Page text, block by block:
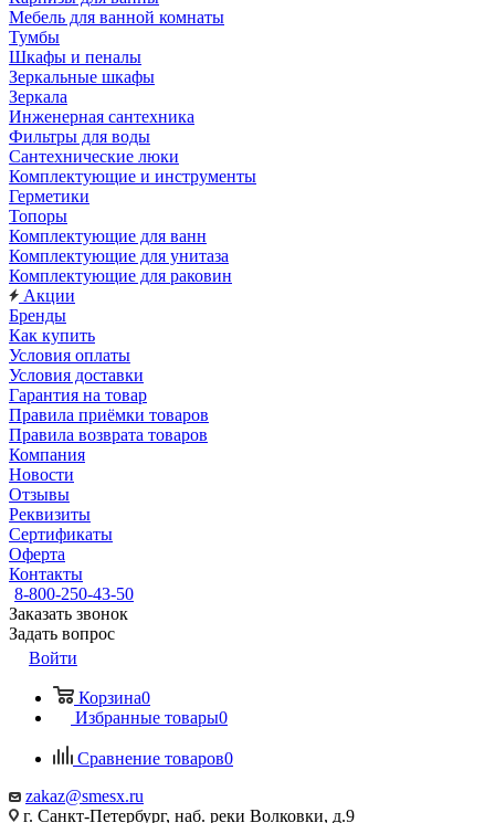
Мебель для ванной комнаты
Тумбы
Шкафы и пеналы
Зеркальные шкафы
Зеркала
Инженерная сантехника
Фильтры для воды
Сантехнические люки
Комплектующие и инструменты
Герметики
Топоры
Комплектующие для ванн
Комплектующие для унитаза
Комплектующие для раковин
Акции
Бренды
Как купить
Условия оплаты
Условия доставки
Гарантия на товар
Правила приёмки товаров
Правила возврата товаров
Компания
Новости
Отзывы
Реквизиты
Сертификаты
Оферта
Контакты
8-800-250-43-50
Заказать звонок
Задать вопрос
Войти
Корзина0
Избранные товары0
Сравнение товаров0
zakaz@smesx.ru
г. Санкт-Петербург, наб. реки Волковки, д.9